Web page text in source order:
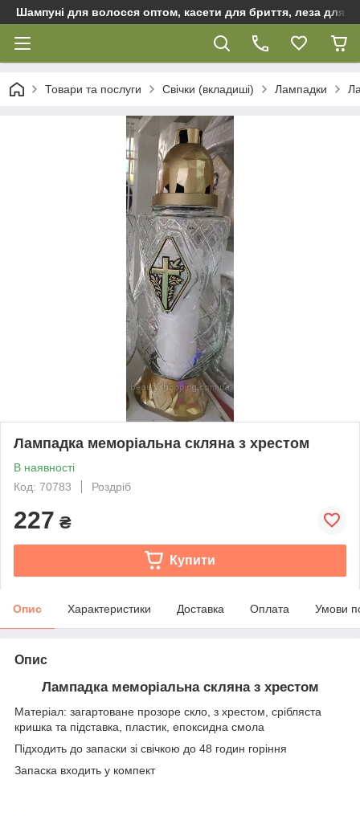
Шампуні для волосся оптом, касети для бриття, леза для
Товари та послуги Свічки (вкладиші) Лампадки
Лампадка меморіальна скляна з хрестом
В наявності
Код: 70783
Роздріб
227 ₴
Купити
Опис Характеристики Доставка Оплата Умови
Опис
Лампадка меморіальна скляна з хрестом
Матеріал: загартоване прозоре скло, з хрестом, срібляста
кришка та підставка, пластик, епоксидна смола
Підходить до запаски зі свічкою до 48 годин горіння
Запаска входить у компект